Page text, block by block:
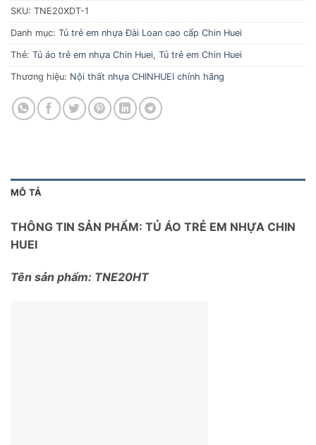
SKU: TNE20XDT-1
Danh mục: Tủ trẻ em nhựa Đài Loan cao cấp Chin Huei
Thẻ: Tủ áo trẻ em nhựa Chin Huei, Tủ trẻ em Chin Huei
Thương hiệu: Nội thất nhựa CHINHUEI chính hãng
MÔ TẢ
THÔNG TIN SẢN PHẨM: TỦ ÁO TRẺ EM NHỰA CHIN
HUEI
Tên sản phẩm: TNE20HT